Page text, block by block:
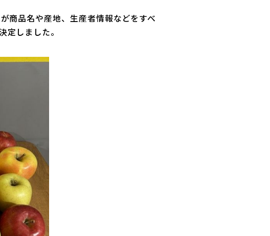
商品名や産地、生産者情報などをすべ
しました。